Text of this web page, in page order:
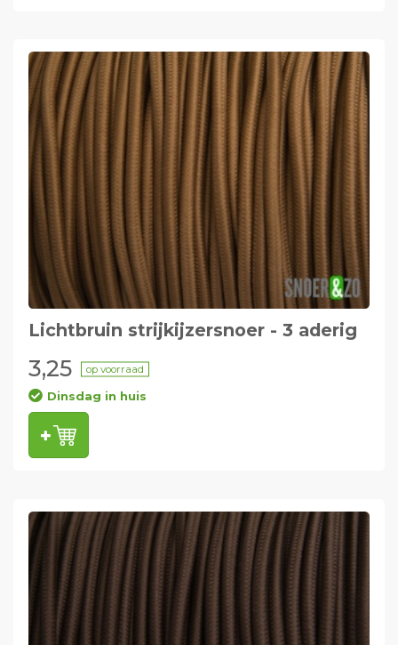
Lichtbruin strijkijzersnoer - 3 aderig
3,25 op voorraad
Dinsdag in huis